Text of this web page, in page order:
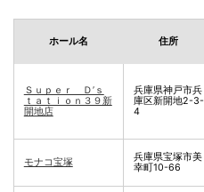
ホール名 住所
Ｓｕｐｅｒ Ｄ’ｓ
ｔａｔｉｏｎ３９新
開地店
兵庫県神戸市兵
庫区新開地2-3-
4
モナコ宝塚
兵庫県宝塚市美
幸町10-66